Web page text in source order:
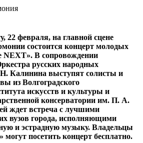
22 февраля, на главной сцене
состоится концерт молодых
NEXT». В сопровождении
русских народных
Калинина выступят солисты и
из Волгоградского
искусств и культуры и
консерватории им. П. А.
ждет встреча с лучшими
вузов города, исполняющими
и эстрадную музыку. Владельцы
посетить концерт бесплатно.